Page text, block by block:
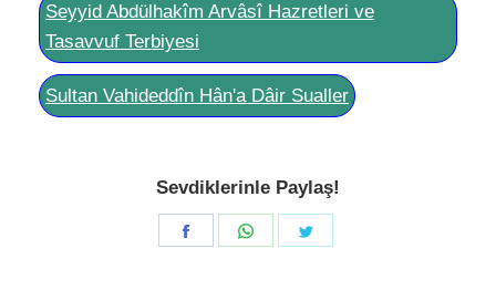
Seyyid Abdülhakîm Arvâsî Hazretleri ve
Tasavvuf Terbiyesi
Sultan Vahideddîn Hân'a Dâir Sualler
Sevdiklerinle Paylaş!
Share
Share